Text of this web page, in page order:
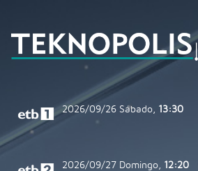
2026/09/26 Sábado, 13:30
2026/09/27 Domingo, 12:20